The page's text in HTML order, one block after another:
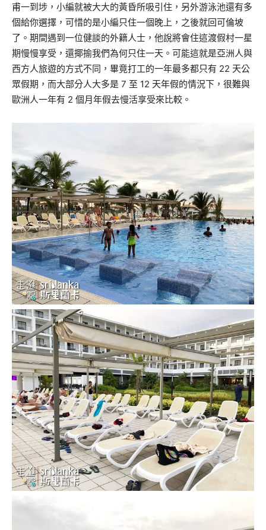
甫一到埗，小編就被大大的黃昏所吸引住，另外游泳池還有多
個給你選擇，可惜的是小編只住一個晚上，之後就回可倫坡
了。期間遇到一位健談的外籍人士，他說將會住這渡假村一星
期慢慢享受，還揶揄我們為何只住一天。可能這就是亞洲人與
西方人旅遊的方式不同，畢竟打工的一年最多都只有 22 天公
眾假期，而大部分人大多是 7 至 12 天年假的情況下，很難與
歐洲人一年有 2 個月年假去慢活享受來比較。